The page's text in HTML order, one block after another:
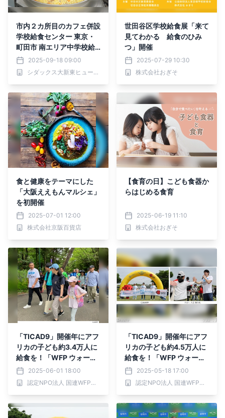
市内２カ所目のカフェ併設
学校給食センター 東京・
町田市 南エリア中学校給
食センター 調理業務と市
民交流スペースの受託運営
開始
2025-09-18 09:00
シダックス大新東ヒューマンサービス株式会社
世田谷区学校給食展「来て
見てわかる 給食のひみ
つ」開催
2025-07-29 10:30
株式会社おぎそ
食と健康をテーマにした
「大阪ええもんマルシェ」
を初開催
2025-07-01 12:00
株式会社京阪百貨店
【食育の日】こども食器か
らはじめる食育
2025-06-19 11:10
株式会社おぎそ
「TICAD9」開催年にアフ
リカの子ども約3.4万人に
給食を！「WFP ウォー
ク・ザ・ワールド for アフ
リカ 2025 名古屋」
2025-06-01 18:00
認定NPO法人 国連WFP協会
「TICAD9」開催年にアフ
リカの子ども約4.5万人に
給食を！「WFP ウォー
ク・ザ・ワールド for アフ
リカ 2025 大阪」
2025-05-18 17:00
認定NPO法人 国連WFP協会